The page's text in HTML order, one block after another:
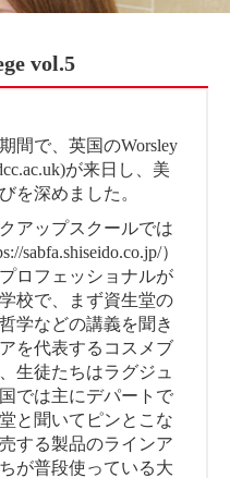
vol.5
間で、英国のWorsley
が来日し、美
を深めました。
アップスクールでは
sabfa.shiseido.co.jp/）
ロフェッショナルが
校で、まず資生堂の
学などの講義を聞き
を代表するコスメブ
生徒たちはラグジュ
では主にデパートで
と聞いてピンとこな
する製品のラインア
が普段使っている大